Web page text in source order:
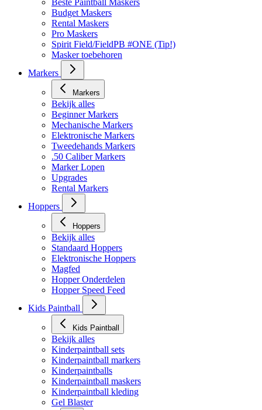
Bekijk alles
Beste Paintball Maskers
Budget Maskers
Rental Maskers
Pro Maskers
Spirit Field/FieldPB #ONE (Tip!)
Masker toebehoren
Markers
Markers
Bekijk alles
Beginner Markers
Mechanische Markers
Elektronische Markers
Tweedehands Markers
.50 Caliber Markers
Marker Lopen
Upgrades
Rental Markers
Hoppers
Hoppers
Bekijk alles
Standaard Hoppers
Elektronische Hoppers
Magfed
Hopper Onderdelen
Hopper Speed Feed
Kids Paintball
Kids Paintball
Bekijk alles
Kinderpaintball sets
Kinderpaintball markers
Kinderpaintballs
Kinderpaintball maskers
Kinderpaintball kleding